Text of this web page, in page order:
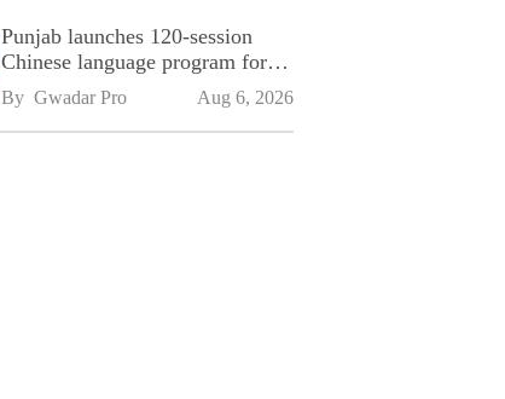
Punjab launches 120-session
Chinese language program for
SPU
By Gwadar Pro Aug 6, 2026